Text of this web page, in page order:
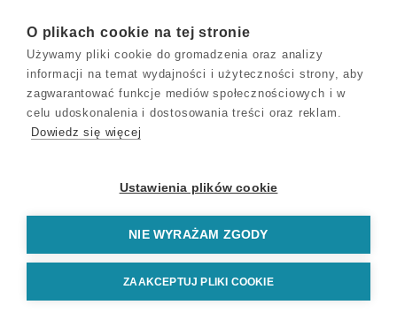
wszystkich wokół.
ŻYCIOWE PUŁAPKI, KTÓRE DUŻO KOSZTUJĄ
Czasami jednak nawet wtedy, gdy wkładamy wiele wysiłku
w próbę zmiany, upragnione efekty nie
KONTAKT
WARUNKI UŻYTKOWANIA
O NAS / POLITYKA PRYWATNOŚCI
O plikach cookie na tej stronie
Używamy pliki cookie do gromadzenia oraz analizy
informacji na temat wydajności i użyteczności strony, aby
zagwarantować funkcje mediów społecznościowych i w
celu udoskonalenia i dostosowania treści oraz reklam.
Dowiedz się więcej
Ustawienia plików cookie
NIE WYRAŻAM ZGODY
ZAAKCEPTUJ PLIKI COOKIE